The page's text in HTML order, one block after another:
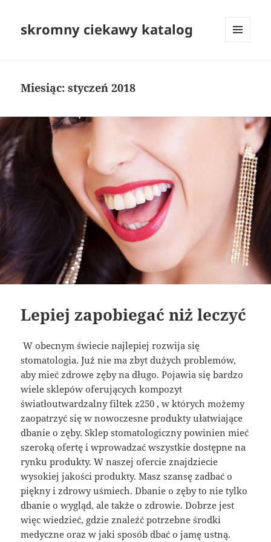
skromny ciekawy katalog
Miesiąc:styczeń 2018
Lepiej zapobiegać niż leczyć
W obecnym świecie najlepiej rozwija się
stomatologia. Już nie ma zbyt dużych problemów,
aby mieć zdrowe zęby na długo. Pojawia się bardzo
wiele sklepów oferujących kompozyt
światłoutwardzalny filtek z250 , w których możemy
zaopatrzyć się w nowoczesne produkty ułatwiające
dbanie o zęby. Sklep stomatologiczny powinien mieć
szeroką ofertę i wprowadzać wszystkie dostępne na
rynku produkty. W naszej ofercie znajdziecie
wysokiej jakości produkty. Masz szansę zadbać o
piękny i zdrowy uśmiech. Dbanie o zęby to nie tylko
dbanie o wygląd, ale także o zdrowie. Dobrze jest
więc wiedzieć, gdzie znaleźć potrzebne środki
medyczne oraz w jaki sposób dbać o jamę ustną.